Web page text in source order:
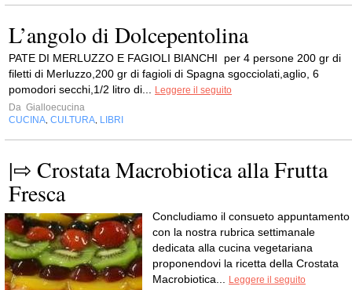
L’angolo di Dolcepentolina
PATE DI MERLUZZO E FAGIOLI BIANCHI per 4 persone 200 gr di
filetti di Merluzzo,200 gr di fagioli di Spagna sgocciolati,aglio, 6
pomodori secchi,1/2 litro di...
Leggere il seguito
Da Gialloecucina
CUCINA CULTURA LIBRI
|⇨ Crostata Macrobiotica alla Frutta
Fresca
Concludiamo il consueto appuntamento
con la nostra rubrica settimanale
dedicata alla cucina vegetariana
proponendovi la ricetta della Crostata
Macrobiotica...
Leggere il seguito